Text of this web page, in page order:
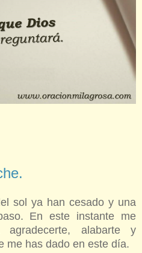
sol ya han cesado y una
En este instante me
alabarte y
me has dado en este día.